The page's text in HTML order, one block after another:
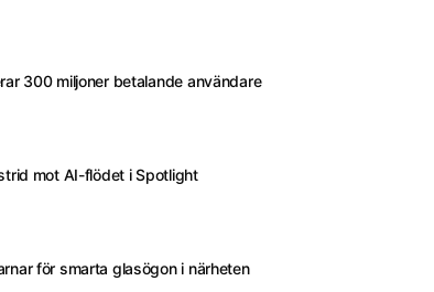
300 miljoner betalande användare
mot AI-flödet i Spotlight
för smarta glasögon i närheten